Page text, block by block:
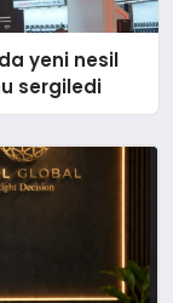
yeni nesil
sergiledi